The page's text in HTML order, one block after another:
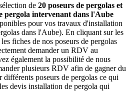
de 20 poseurs de pergolas et
pergola intervenant dans l'Aube
pour vos travaux d'installation
dans l'Aube). En cliquant sur les
fiches de nos poseurs de pergolas
demander un RDV au
également la possibilité de nous
plusieurs RDV afin de gagner du
poseurs de pergolas ce qui
devis installation de pergola qui